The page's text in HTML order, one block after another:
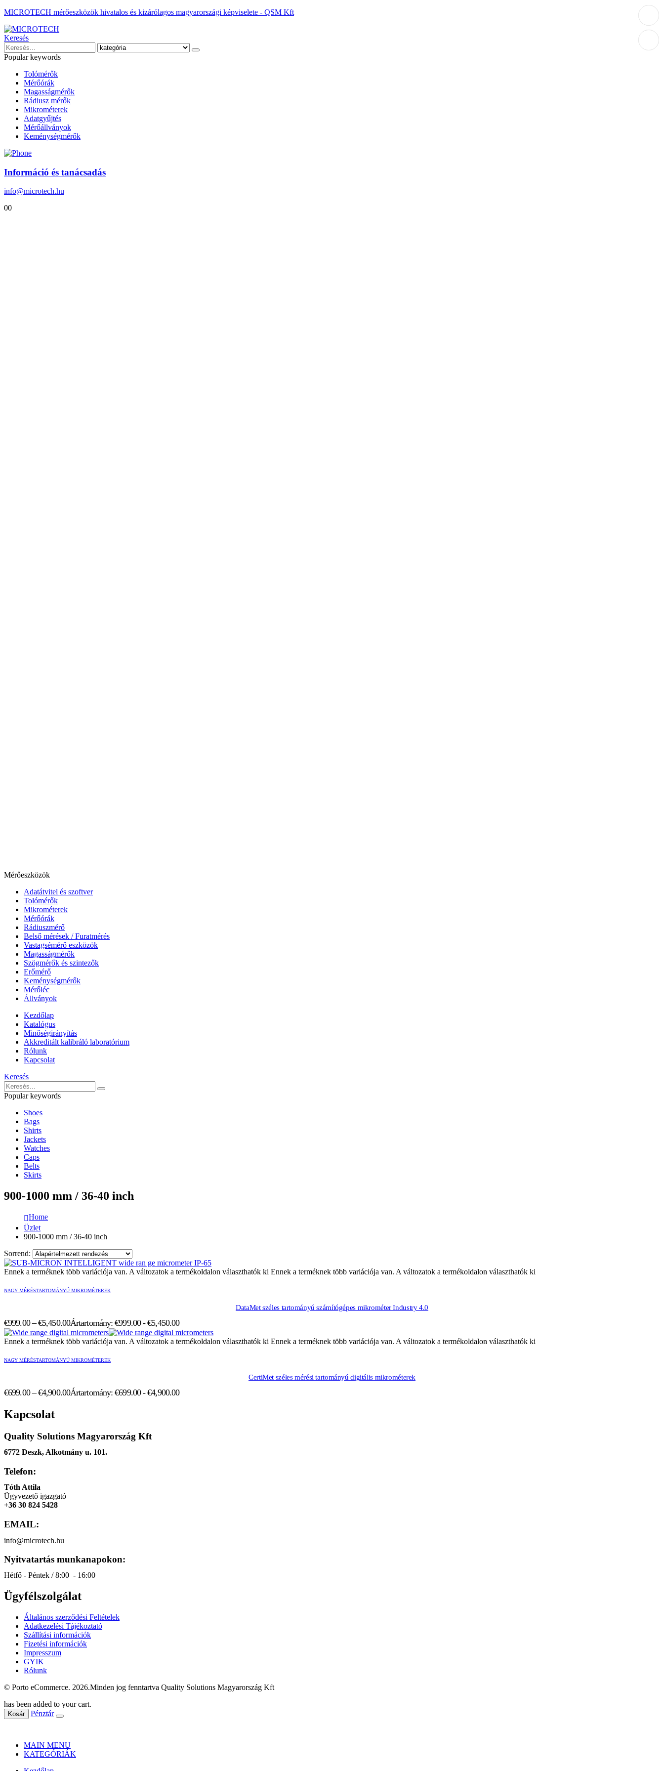
MICROTECH mérőeszközök hivatalos és kizárólagos magyarországi képviselete - QSM Kft
Keresés
Popular keywords
Tolómérők
Mérőórák
Magasságmérők
Rádiusz mérők
Mikrométerek
Adatgyűjtés
Mérőállványok
Keménységmérők
Információ és tanácsadás
info@microtech.hu
00
Mérőeszközök
Adatátvitel és szoftver
Tolómérők
Mikrométerek
Mérőórák
Rádiuszmérő
Belső mérések / Furatmérés
Vastagsémérő eszközök
Magasságmérők
Szögmérők és szintezők
Erőmérő
Keménységmérők
Mérőléc
Állványok
Kezdőlap
Katalógus
Minőségirányítás
Akkreditált kalibráló laboratórium
Rólunk
Kapcsolat
Keresés
Popular keywords
Shoes
Bags
Shirts
Jackets
Watches
Caps
Belts
Skirts
900-1000 mm / 36-40 inch
Home
Üzlet
900-1000 mm / 36-40 inch
Sorrend:
Ennek a terméknek több variációja van. A változatok a termékoldalon választhatók ki Ennek a terméknek több variációja van. A változatok a termékoldalon választhatók ki
NAGY MÉRÉSTARTOMÁNYÚ MIKROMÉTEREK
DataMet széles tartományú számítógépes mikrométer Industry 4.0
€999.00 – €5,450.00Ártartomány: €999.00 - €5,450.00
Ennek a terméknek több variációja van. A változatok a termékoldalon választhatók ki Ennek a terméknek több variációja van. A változatok a termékoldalon választhatók ki
NAGY MÉRÉSTARTOMÁNYÚ MIKROMÉTEREK
CertiMet széles mérési tartományú digitális mikrométerek
€699.00 – €4,900.00Ártartomány: €699.00 - €4,900.00
Kapcsolat
Quality Solutions Magyarország Kft
6772 Deszk, Alkotmány u. 101.
Telefon:
Tóth Attila
Ügyvezető igazgató
+36 30 824 5428
EMAIL:
info@microtech.hu
Nyitvatartás munkanapokon:
Hétfő - Péntek / 8:00 - 16:00
Ügyfélszolgálat
Általános szerződési Feltételek
Adatkezelési Tájékoztató
Szállítási információk
Fizetési információk
Impresszum
GYIK
Rólunk
© Porto eCommerce. 2026.Minden jog fenntartva Quality Solutions Magyarország Kft
has been added to your cart.
Kosár Pénztár
MAIN MENU
KATEGÓRIÁK